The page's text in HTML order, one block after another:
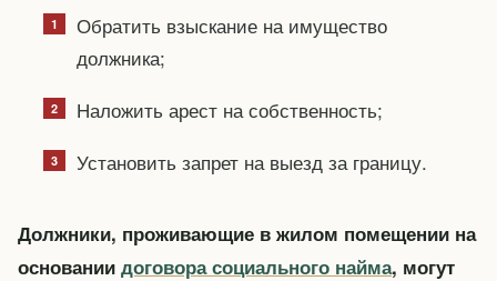
Обратить взыскание на имущество
должника;
Наложить арест на собственность;
Установить запрет на выезд за границу.
Должники, проживающие в жилом помещении на
основании договора социального найма, могут